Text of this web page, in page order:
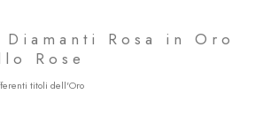
Rosa in Oro
Rose